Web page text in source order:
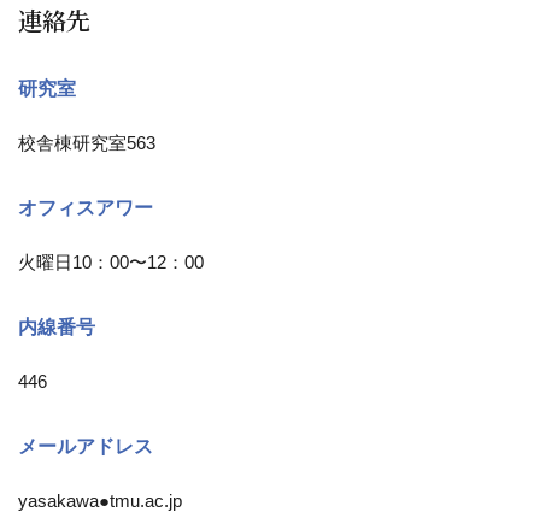
連絡先
研究室
校舎棟研究室563
オフィスアワー
火曜日10：00〜12：00
内線番号
446
メールアドレス
yasakawa●tmu.ac.jp